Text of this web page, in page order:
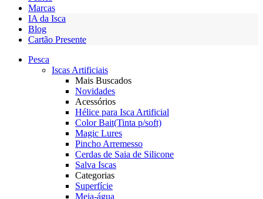
Marcas
IA da Isca
Blog
Cartão Presente
Pesca
Iscas Artificiais
Mais Buscados
Novidades
Acessórios
Hélice para Isca Artificial
Color Bait(Tinta p/soft)
Magic Lures
Pincho Arremesso
Cerdas de Saia de Silicone
Salva Iscas
Categorias
Superfície
Meia-água